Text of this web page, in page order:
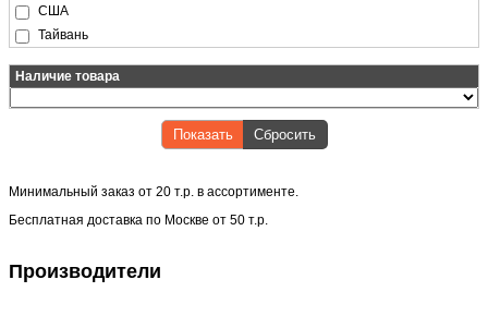
США
Тайвань
Наличие товара
Показать Сбросить
Минимальный заказ от 20 т.р. в ассортименте.
Бесплатная доставка по Москве от 50 т.р.
Производители